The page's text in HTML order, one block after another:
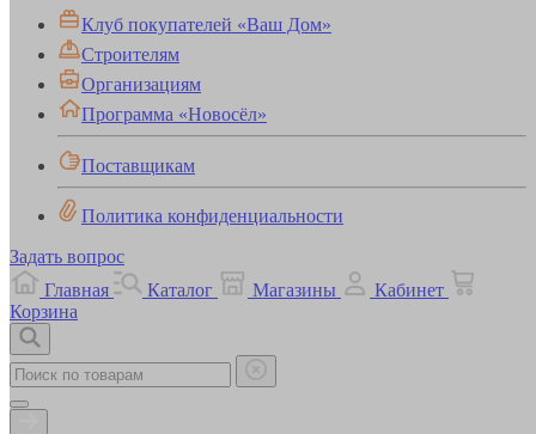
Клуб покупателей «Ваш Дом»
Строителям
Организациям
Программа «Новосёл»
Поставщикам
Политика конфиденциальности
Задать вопрос
Главная
Каталог Магазины
Кабинет
Корзина